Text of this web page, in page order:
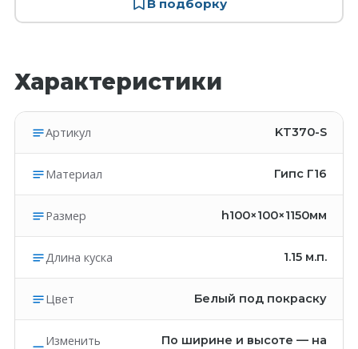
В подборку
Характеристики
Артикул KT370-S
Материал Гипс Г16
Размер h100×100×1150мм
Длина куска 1.15 м.п.
Цвет Белый под покраску
Изменить
По ширине и высоте — на